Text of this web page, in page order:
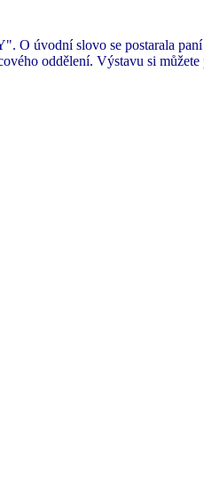
úvodní slovo se postarala
oddělení. Výstavu si